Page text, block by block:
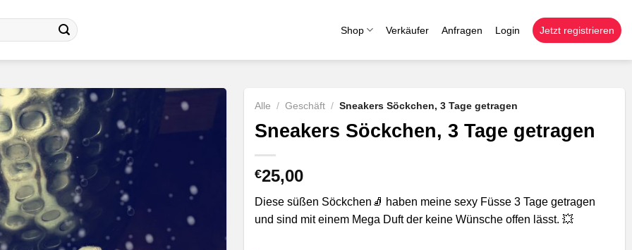
Shop Verkäufer Anfragen Login Jetzt registrieren
Alle / Geschäft / Sneakers Söckchen, 3 Tage getragen
Sneakers Söckchen, 3 Tage getragen
€25,00
Diese süßen Söckchen🧦 haben meine sexy Füsse 3 Tage getragen
und sind mit einem Mega Duft der keine Wünsche offen lässt. 💥